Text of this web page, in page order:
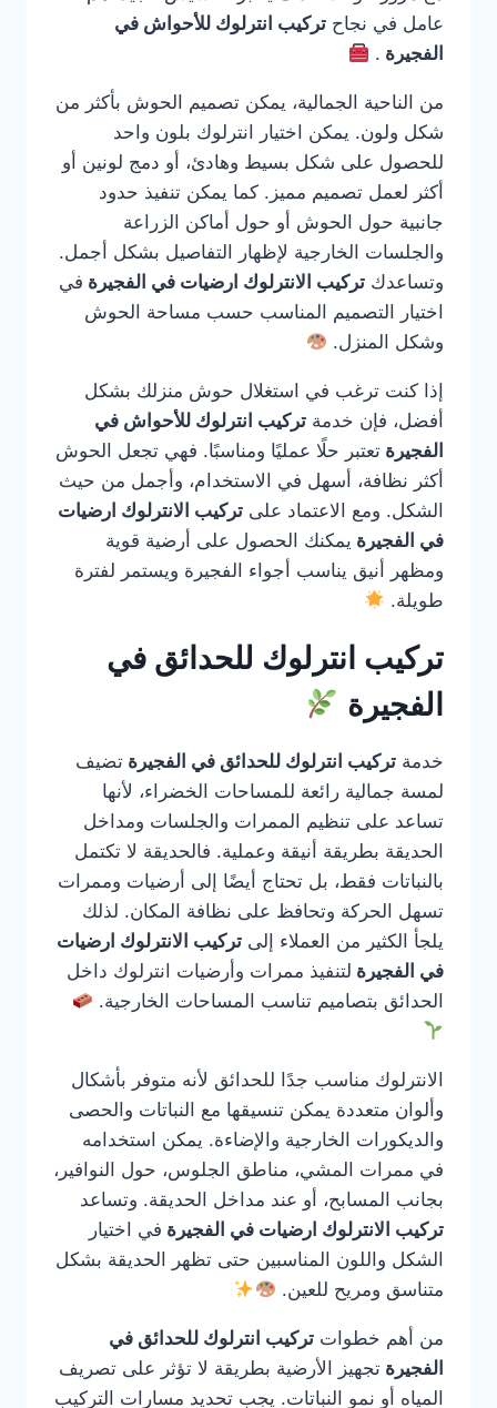
عامل في نجاح تركيب انترلوك للأحواش في
الفجيرة .
من الناحية الجمالية، يمكن تصميم الحوش بأكثر من
شكل ولون. يمكن اختيار انترلوك بلون واحد
للحصول على شكل بسيط وهادئ، أو دمج لونين أو
أكثر لعمل تصميم مميز. كما يمكن تنفيذ حدود
جانبية حول الحوش أو حول أماكن الزراعة
والجلسات الخارجية لإظهار التفاصيل بشكل أجمل.
وتساعدك تركيب الانترلوك ارضيات في الفجيرة في
اختيار التصميم المناسب حسب مساحة الحوش
وشكل المنزل.
إذا كنت ترغب في استغلال حوش منزلك بشكل
أفضل، فإن خدمة تركيب انترلوك للأحواش في
الفجيرة تعتبر حلًا عمليًا ومناسبًا. فهي تجعل الحوش
أكثر نظافة، أسهل في الاستخدام، وأجمل من حيث
الشكل. ومع الاعتماد على تركيب الانترلوك ارضيات
في الفجيرة يمكنك الحصول على أرضية قوية
ومظهر أنيق يناسب أجواء الفجيرة ويستمر لفترة
طويلة.
تركيب انترلوك للحدائق في
الفجيرة
خدمة تركيب انترلوك للحدائق في الفجيرة تضيف
لمسة جمالية رائعة للمساحات الخضراء، لأنها
تساعد على تنظيم الممرات والجلسات ومداخل
الحديقة بطريقة أنيقة وعملية. فالحديقة لا تكتمل
بالنباتات فقط، بل تحتاج أيضًا إلى أرضيات وممرات
تسهل الحركة وتحافظ على نظافة المكان. لذلك
يلجأ الكثير من العملاء إلى تركيب الانترلوك ارضيات
في الفجيرة لتنفيذ ممرات وأرضيات انترلوك داخل
الحدائق بتصاميم تناسب المساحات الخارجية.
الانترلوك مناسب جدًا للحدائق لأنه متوفر بأشكال
وألوان متعددة يمكن تنسيقها مع النباتات والحصى
والديكورات الخارجية والإضاءة. يمكن استخدامه
في ممرات المشي، مناطق الجلوس، حول النوافير،
بجانب المسابح، أو عند مداخل الحديقة. وتساعد
تركيب الانترلوك ارضيات في الفجيرة في اختيار
الشكل واللون المناسبين حتى تظهر الحديقة بشكل
متناسق ومريح للعين.
من أهم خطوات تركيب انترلوك للحدائق في
الفجيرة تجهيز الأرضية بطريقة لا تؤثر على تصريف
المياه أو نمو النباتات. يجب تحديد مسارات التركيب